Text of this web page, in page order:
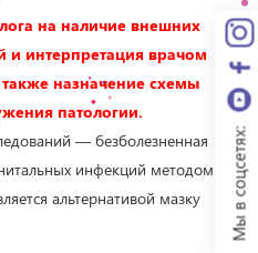
на наличие внешних
и интерпретация врачом
назначение схемы
патологии.
— безболезненная
инфекций методом
альтернативой мазку
Мы в соцсетях: